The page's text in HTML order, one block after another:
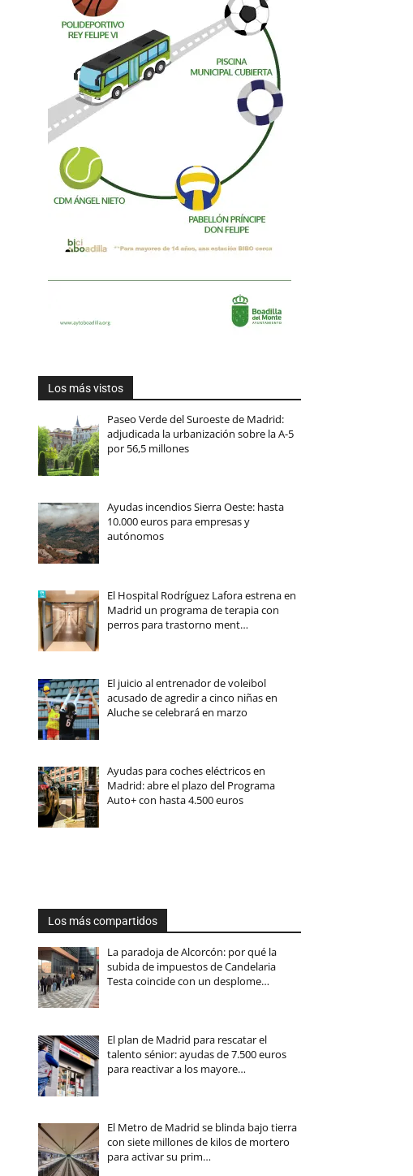
Los más vistos
Paseo Verde del Suroeste de Madrid:
adjudicada la urbanización sobre la A-5
por 56,5 millones
Ayudas incendios Sierra Oeste: hasta
10.000 euros para empresas y
autónomos
El Hospital Rodríguez Lafora estrena en
Madrid un programa de terapia con
perros para trastorno ment…
El juicio al entrenador de voleibol
acusado de agredir a cinco niñas en
Aluche se celebrará en marzo
Ayudas para coches eléctricos en
Madrid: abre el plazo del Programa
Auto+ con hasta 4.500 euros
Los más compartidos
La paradoja de Alcorcón: por qué la
subida de impuestos de Candelaria
Testa coincide con un desplome…
El plan de Madrid para rescatar el
talento sénior: ayudas de 7.500 euros
para reactivar a los mayore…
El Metro de Madrid se blinda bajo tierra
con siete millones de kilos de mortero
para activar su prim…